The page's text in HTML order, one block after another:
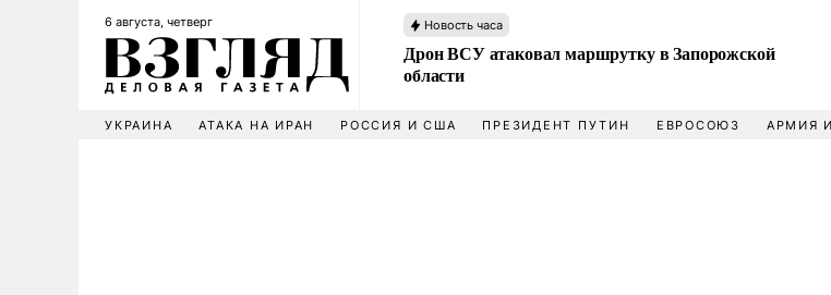
6 августа, четверг Новость часа
Дрон ВСУ атаковал маршрутку в Запорожской
области
УКРАИНА АТАКА НА ИРАН РОССИЯ И США ПРЕЗИДЕНТ ПУТИН ЕВРОСОЮЗ АРМИЯ